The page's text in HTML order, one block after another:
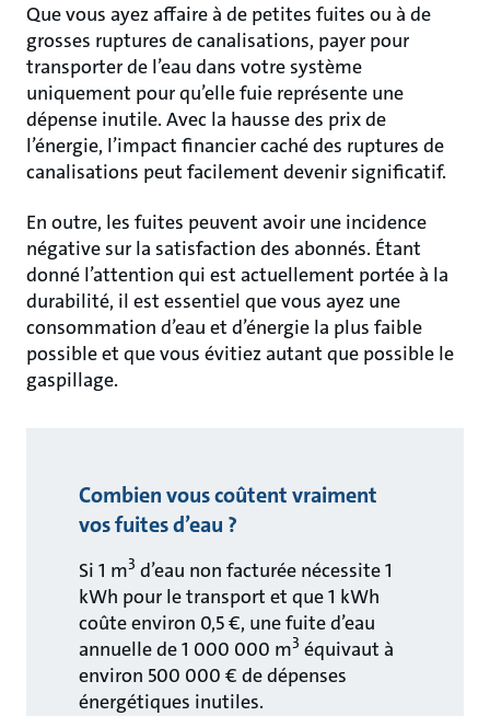
Que vous ayez affaire à de petites fuites ou à de
grosses ruptures de canalisations, payer pour
transporter de l’eau dans votre système
uniquement pour qu’elle fuie représente une
dépense inutile. Avec la hausse des prix de
l’énergie, l’impact financier caché des ruptures de
canalisations peut facilement devenir significatif.
En outre, les fuites peuvent avoir une incidence
négative sur la satisfaction des abonnés. Étant
donné l’attention qui est actuellement portée à la
durabilité, il est essentiel que vous ayez une
consommation d’eau et d’énergie la plus faible
possible et que vous évitiez autant que possible le
gaspillage.
Combien vous coûtent vraiment
vos fuites d’eau ?
Si 1 m3 d’eau non facturée nécessite 1
kWh pour le transport et que 1 kWh
coûte environ 0,5 €, une fuite d’eau
annuelle de 1 000 000 m3 équivaut à
environ 500 000 € de dépenses
énergétiques inutiles.